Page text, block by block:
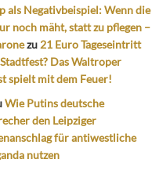
als Negativbeispiel: Wenn die
noch mäht, statt zu pflegen –
zu 21 Euro Tageseintritt
Das Waltroper
spielt mit dem Feuer!
Wie Putins deutsche
den Leipziger
für antiwestliche
nutzen